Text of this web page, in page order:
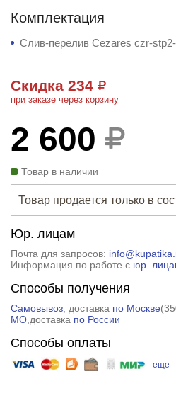
Комплектация
Слив-перелив Cezares czr-
Скидка 234
при заказе через корзину
2 600
Товар в наличии
Товар продается только в
Юр. лицам
Почта для запросов:
Информация по работе с юр.
Способы получения
Самовывоз, доставка по Москве(
МО,доставка по России
Способы оплаты
еще